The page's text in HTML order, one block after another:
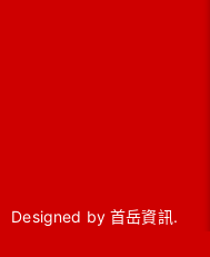
Designed by首岳資訊.